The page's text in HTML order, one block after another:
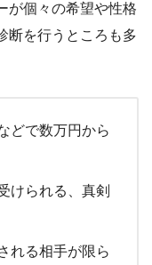
が個々の希望や性格
断を行うところも多
どで数万円から
けられる、真剣
れる相手が限ら